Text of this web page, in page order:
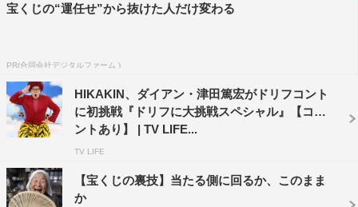
宝くじの“運任せ”から抜けた人だけ変わる
PR(合同会社デジタルファーム )
HIKAKIN、ダイアン・津田篤宏がドリフコント
に初挑戦『ドリフに大挑戦スペシャル』【コメ
ントあり】 | TV LIFE...
TV LIFE
【宝くじの裏技】当たる側に回るか、このまま
か